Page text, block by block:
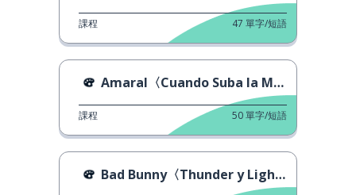
課程 47 單字/短語
Amaral〈Cuando Suba la Marea〉
課程 50單字/短語
Bad Bunny〈Thunder y Lightning〉